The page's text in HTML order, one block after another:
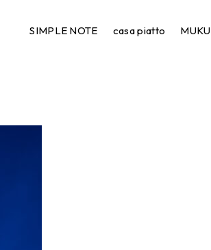
SIMPLE NOTE casa piatto MUKU